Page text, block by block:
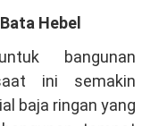
Hebel
bangunan
ini semakin
baja ringan yang